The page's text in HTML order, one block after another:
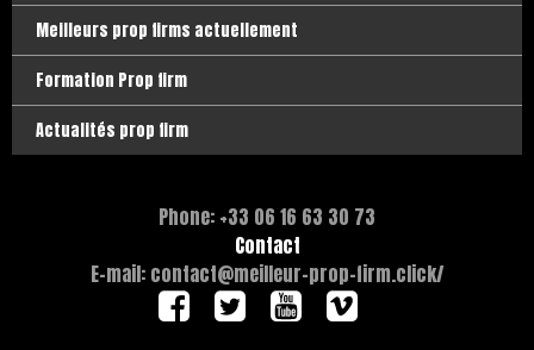
Meilleurs prop firms actuellement
Formation Prop firm
Actualités prop firm
Phone: +33 06 16 63 30 73
Contact
E-mail: contact@meilleur-prop-firm.click/